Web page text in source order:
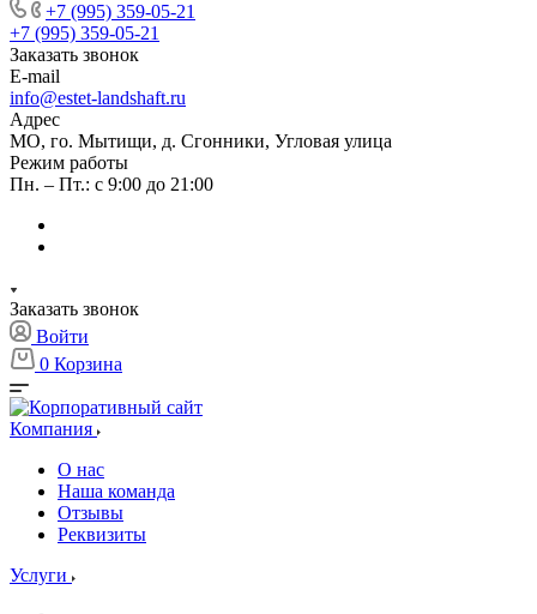
+7 (995) 359-05-21
+7 (995) 359-05-21
Заказать звонок
E-mail
info@estet-landshaft.ru
Адрес
МО, го. Мытищи, д. Сгонники, Угловая улица
Режим работы
Пн. – Пт.: с 9:00 до 21:00
Заказать звонок
Войти
0 Корзина
Компания
О нас
Наша команда
Отзывы
Реквизиты
Услуги